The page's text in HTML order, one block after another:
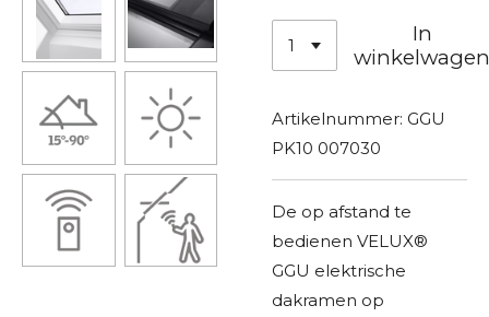
In
Artikelnummer: GGU
PK10 007030
De op afstand te
bedienen VELUX®
GGU elektrische
dakramen op